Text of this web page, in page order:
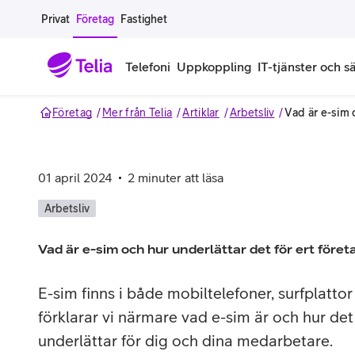
Gå till sidans innehåll
Privat Företag Fastighet
Telefoni
Mobilt ramavtal
Köp mer surf
Täckningskarta
Samsung
Surfplattor
Uppkoppling
Bredband fiber
Bredband via mobilnätet
Modem och routrar
IT-tjänster och
IT-support på prenumeration
IT-support per ärende
Skärmar och tillbehör
DDoS
Smart
Hackad säkerhetskampanj
Pluskund lojalitetsprogram
Företag Mer från Telia Artiklar Arbetsliv Vad är e-
01 april 2024 2 minuter att läsa
Arbetsliv
Vad är e-sim och hur underlättar det för ert
E-sim finns i både mobiltelefoner,
förklarar vi närmare vad e-sim är och hur
underlättar för dig och dina medarbetare.